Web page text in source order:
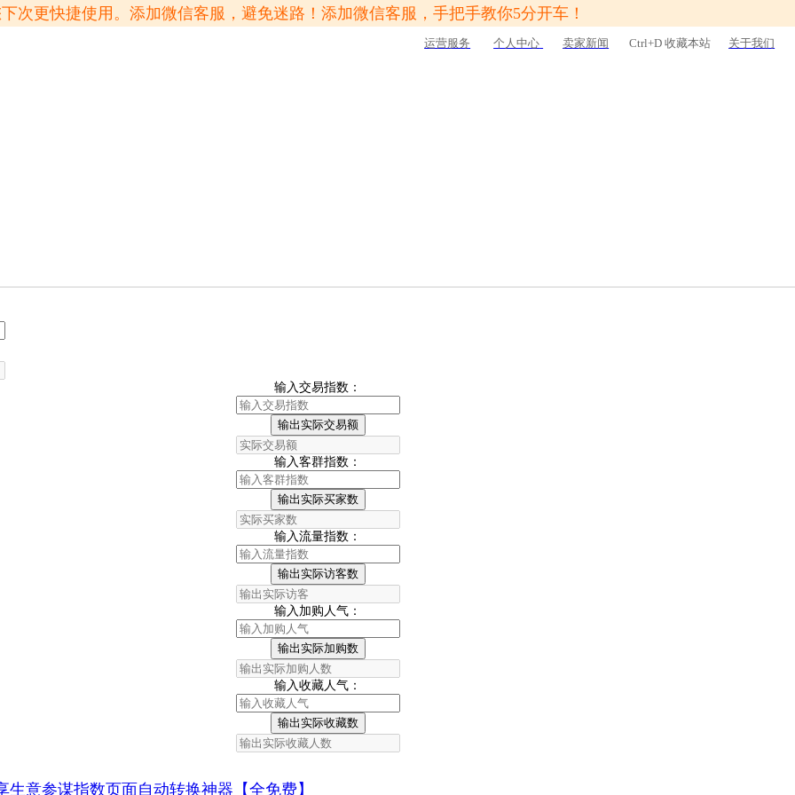
次更快捷使用。添加微信客服，避免迷路！添加微信客服，手把手教你5分开车！
运营服务 个人中心 卖家新闻 Ctrl+D 收藏本站 关于我们
输入交易指数：
输出实际交易额
输入客群指数：
输出实际买家数
输入流量指数：
输出实际访客数
输入加购人气：
输出实际加购数
输入收藏人气：
输出实际收藏数
生意参谋指数页面自动转换神器【全免费】